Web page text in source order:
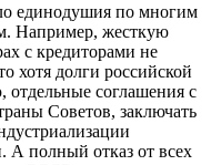
единодушия по многим
Например, жесткую
с кредиторами не
хотя долги российской
соглашения с
Советов, заключать
А полный отказ от всех